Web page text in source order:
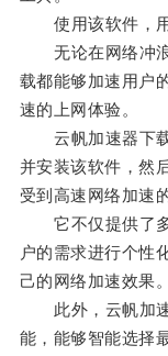
使用该软件，用
无论在网络冲浪
载都能够加速用户
速的上网体验。
云帆加速器下载
并安装该软件，然
受到高速网络加速
它不仅提供了多
户的需求进行个性
己的网络加速效果。
此外，云帆加速
能，能够智能选择